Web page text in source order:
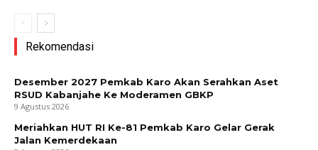
Rekomendasi
Desember 2027 Pemkab Karo Akan Serahkan Aset
RSUD Kabanjahe Ke Moderamen GBKP
9 Agustus 2026
Meriahkan HUT RI Ke-81 Pemkab Karo Gelar Gerak
Jalan Kemerdekaan